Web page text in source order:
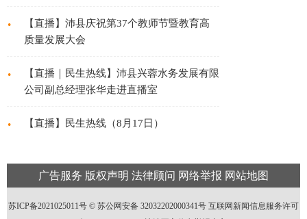
·
【直播】沛县庆祝第37个教师节暨教育高
质量发展大会
·
【直播｜民生热线】 沛县兴蓉水务发展有限
公司副总经理张华走进直播室
· 【直播】民生热线（8月17日）
广告服务 版权声明 法律顾问 网络举报 网站地图
苏ICP备2021025011号 © 苏公网安备 32032202000341号 互联网新闻信息服务许可